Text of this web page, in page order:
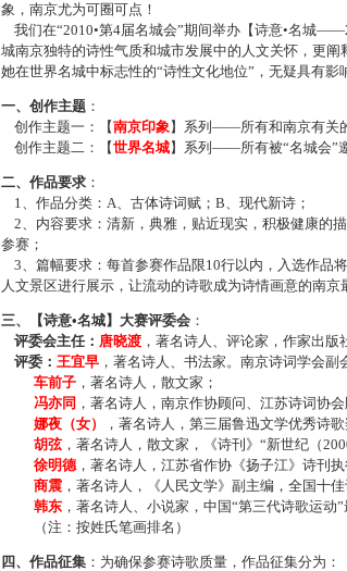
象，南京尤为可圈可点！
我们在“2010•第4届名城会”期间举办【诗意•名城
城南京独特的诗性气质和城市发展中的人文关怀，更
她在世界名城中标志性的“诗性文化地位”，无疑具有影
一、创作主题 ：
创作主题一：【南京印象】系列——所有和南京有关
创作主题二：【世界名城】系列——所有被“名城会”
二、作品要求 ：
1、作品分类：A、古体诗词赋；B、现代新诗；
2、内容要求：清新，典雅，贴近现实，积极健康的
参赛；
3、篇幅要求：每首参赛作品限10行以内，入选作品
人文景区进行展示，让流动的诗歌成为诗情画意的南
三、【诗意•名城】大赛评委会 ：
评委会主任： 唐晓渡 ，著名诗人、评论家，作家出版
评委： 王宜早 ，著名诗人、书法家。南京诗词学会副
车前子 ，著名诗人，散文家；
冯亦同 ，著名诗人，南京作协顾问、江苏诗词协会
娜夜（女）
，著名诗人，第三届鲁迅文学优秀诗歌
胡弦，著名诗人，散文家，《诗刊》“新世纪（
徐明德，著名诗人，江苏省作协《扬子江》诗刊执
商震 ，著名诗人，《人民文学》副主编，全国十佳
韩东 ，著名诗人、小说家，中国“第三代诗歌运动
（注：按姓氏笔画排名）
四、作品征集 ：为确保参赛诗歌质量，作品征集分为：